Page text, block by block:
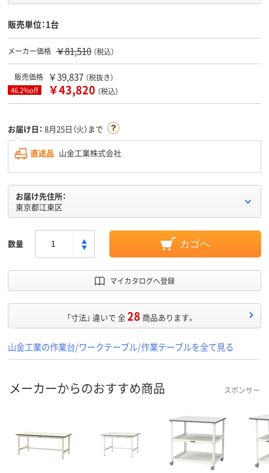
販売単位：1台
メーカー価格 ￥81,510 （税込）
販売価格 ￥39,837 （税抜き）
46.2%off ￥43,820 （税込）
お届け日： 8月25日（火）まで
直送品 山金工業株式会社
お届け先住所：
東京都江東区
数量 カゴへ
マイカタログへ登録
「寸法」 違いで 全28 商品あります。
山金工業の作業台/ワークテーブル/作業テーブルを全て見る
メーカーからのおすすめ商品 スポンサー